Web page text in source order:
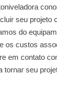
seu projeto
do
os custos
em contato
tornar seu